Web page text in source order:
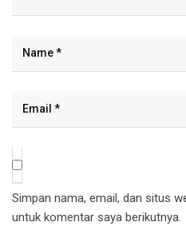
Simpan nama, email, dan situs
untuk komentar saya berikutnya.